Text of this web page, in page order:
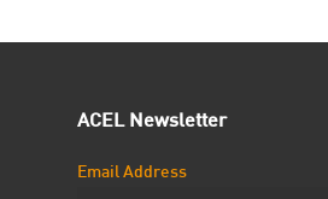
ACEL Newsletter
Email Address